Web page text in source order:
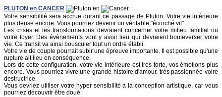
PLUTON en CANCER en
:
Votre sensibilité sera accrue durant ce passage de Pluton. Votre vie intérieure
plus dense encore. Vous pourriez devenir un véritable "écorché vif".
Les crises et les transformations devraient concerner votre milieu familial ou
votre foyer. Des évènements vont y avoir lieu qui devraient bouleverser votre
vie. Ce transit va ainsi bousculer tout un ordre établi.
Votre vie de couple pourrait subir une épreuve importante. Il est possible qu'une
rupture ait lieu en conséquence.
Lors de cette configuration, votre vie intérieure est très forte, vos émotions plus
encore. Vous pourriez vivre une grande histoire d'amour, très passionnée voire
destructrice.
Vous devriez utiliser votre hyper sensibilité à la conception artistique, car vous
pourriez découvrir être doué.